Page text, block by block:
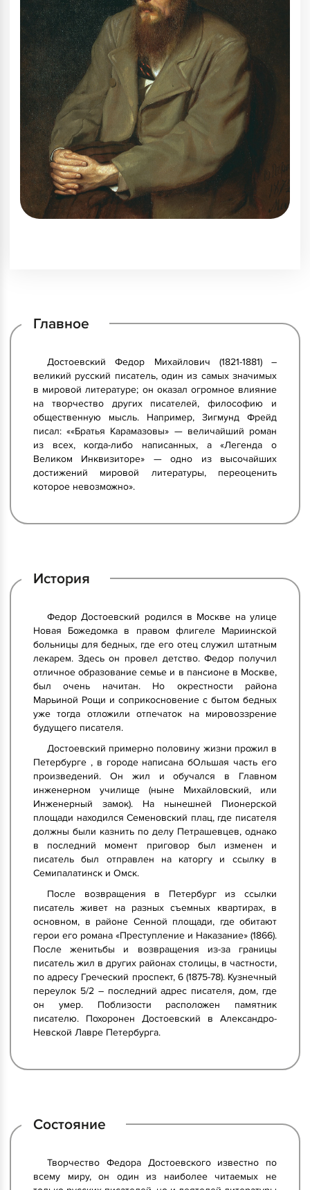
Главное
Достоевский Федор Михайлович (1821-1881) –
великий русский писатель, один из самых значимых
в мировой литературе; он оказал огромное влияние
на творчество других писателей, философию и
общественную мысль. Например, Зигмунд Фрейд
писал: ««Братья Карамазовы» — величайший роман
из всех, когда-либо написанных, а «Легенда о
Великом Инквизиторе» — одно из высочайших
достижений мировой литературы, переоценить
которое невозможно».
История
Федор Достоевский родился в Москве на улице
Новая Божедомка в правом флигеле Мариинской
больницы для бедных, где его отец служил штатным
лекарем. Здесь он провел детство. Федор получил
отличное образование семье и в пансионе в Москве,
был очень начитан. Но окрестности района
Марьиной Рощи и соприкосновение с бытом бедных
уже тогда отложили отпечаток на мировоззрение
будущего писателя.
Достоевский примерно половину жизни прожил в
Петербурге , в городе написана бОльшая часть его
произведений. Он жил и обучался в Главном
инженерном училище (ныне Михайловский, или
Инженерный замок). На нынешней Пионерской
площади находился Семеновский плац, где писателя
должны были казнить по делу Петрашевцев, однако
в последний момент приговор был изменен и
писатель был отправлен на каторгу и ссылку в
Семипалатинск и Омск.
После возвращения в Петербург из ссылки
писатель живет на разных съемных квартирах, в
основном, в районе Сенной площади, где обитают
герои его романа «Преступление и Наказание» (1866).
После женитьбы и возвращения из-за границы
писатель жил в других районах столицы, в частности,
по адресу Греческий проспект, 6 (1875-78). Кузнечный
переулок 5/2 – последний адрес писателя, дом, где
он умер. Поблизости расположен памятник
писателю. Похоронен Достоевский в Александро-
Невской Лавре Петербурга.
Состояние
Творчество Федора Достоевского известно по
всему миру, он один из наиболее читаемых не